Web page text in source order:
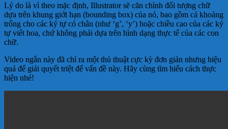
Lý do là vì theo mặc định, Illustrator sẽ căn chỉnh đối tượng chữ
dựa trên khung giới hạn (bounding box) của nó, bao gồm cả khoảng
trống cho các ký tự có chân (như ‘g’, ‘y’) hoặc chiều cao của các ký
tự viết hoa, chứ không phải dựa trên hình dạng thực tế của các con
chữ.
Video ngắn này đã chỉ ra một thủ thuật cực kỳ đơn giản nhưng hiệu
quả để giải quyết triệt để vấn đề này. Hãy cùng tìm hiểu cách thực
hiện nhé!